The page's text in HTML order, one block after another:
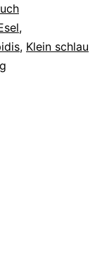
,
, Klein schlau